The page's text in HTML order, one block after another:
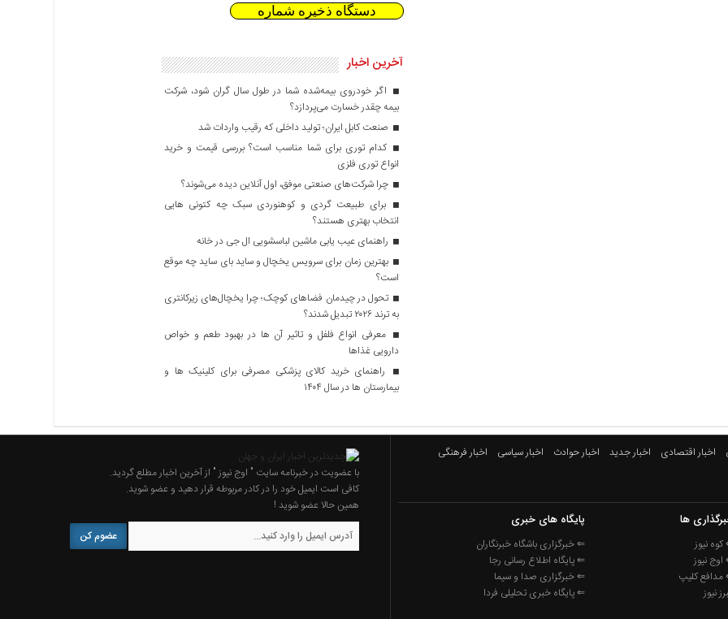
دستگاه ذخیره شماره
آخرین اخبار
اگر خودروی بیمه‌شده شما در طول سال گران شود، شرکت
بیمه چقدر خسارت می‌پردازد؟
صنعت کابل ایران؛ تولید داخلی که رقیب واردات شد
کدام توری برای شما مناسب است؟ بررسی قیمت و خرید
انواع توری فلزی
چرا شرکت‌های صنعتی موفق، اول آنلاین دیده می‌شوند؟
برای طبیعت گردی و کوهنوردی سبک چه کتونی هایی
انتخاب بهتری هستند؟
راهنمای عیب یابی ماشین لباسشویی ال جی در خانه
بهترین زمان برای سرویس یخچال و ساید بای ساید چه موقع
است؟
تحول در چیدمان فضاهای کوچک؛ چرا یخچال‌های زیرکانتری
به ترند ۲۰۲۶ تبدیل شدند؟
معرفی انواع فلفل و تاثیر آن ‌ها در بهبود طعم و خواص
دارویی غذاها
راهنمای خرید کالای پزشکی مصرفی برای کلینیک ها و
بیمارستان ها در سال ۱۴۰۴
اخبار اقتصادی اخبار جدید اخبار حوادث اخبار سیاسی اخبار فرهنگی
ها
نیوز
نیوز
کلیپ
نیوز
پایگاه های خبری
⇐ خبرگزاری باشگاه خبرنگاران
⇐ پایگاه اطلاع رسانی رجا
⇐ خبرگزاری صدا و سیما
⇐ پایگاه خبری تحلیلی فردا
با عضویت در خبرنامه سایت " اوج نیوز " از آخرین اخبار مطلع گردید.
کافی است ایمیل خود را در کادر مربوطه قرار دهید و عضو شوید.
همین حالا عضو شوید !